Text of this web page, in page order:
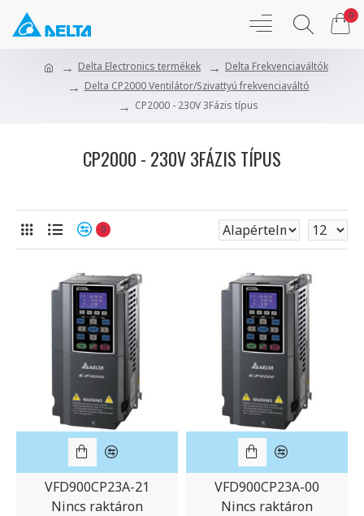
0
Delta Electronics termékek
Delta Frekvenciaváltók
Delta CP2000 Ventilátor/Szivattyú frekvenciaváltó
CP2000 - 230V 3Fázis típus
CP2000 - 230V 3FÁZIS TÍPUS
0
VFD900CP23A-21
Nincs raktáron
VFD900CP23A-00
Nincs raktáron